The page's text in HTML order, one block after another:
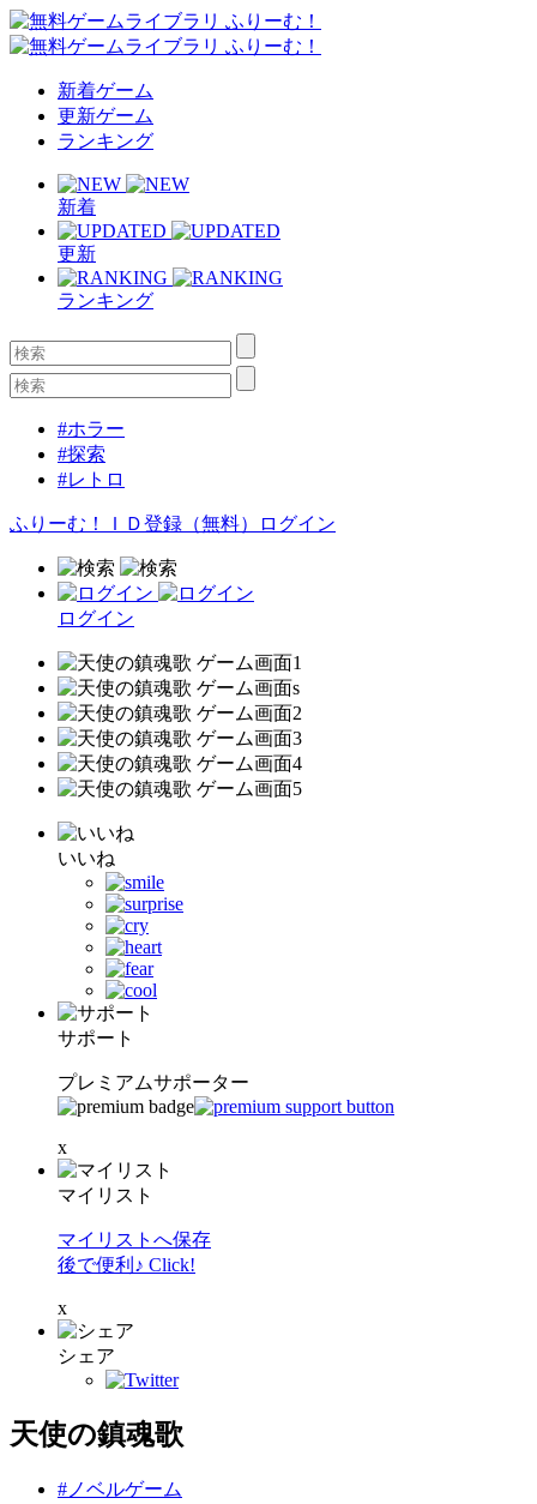
新着ゲーム
更新ゲーム
ランキング
新着
更新
ランキング
#ホラー
#探索
#レトロ
ふりーむ！ＩＤ登録（無料） ログイン
ログイン
いいね
サポート
プレミアムサポーター
x
マイリスト
マイリストへ保存
後で便利♪ Click!
x
シェア
天使の鎮魂歌
#ノベルゲーム